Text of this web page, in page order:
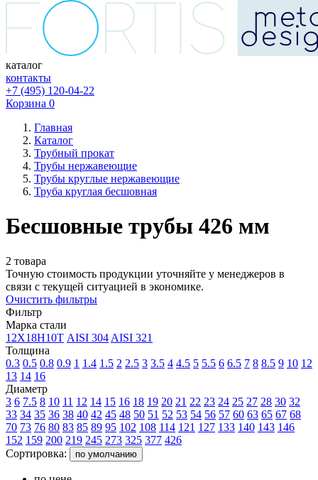
каталог
контакты
+7 (495) 120-04-22
Корзина 0
Главная
Каталог
Трубный прокат
Трубы нержавеющие
Трубы круглые нержавеющие
Труба круглая бесшовная
Бесшовные трубы 426 мм
2 товара
Точную стоимость продукции уточняйте у менеджеров в
связи с текущей ситуацией в экономике.
Очистить фильтры
Фильтр
Марка стали
12Х18Н10Т AISI 304 AISI 321
Толщина
0.3 0.5 0.8 0.9 1 1.4 1.5 2 2.5 3 3.5 4 4.5 5 5.5 6 6.5 7 8 8.5 9 10 12
13 14 16
Диаметр
3 6 7.5 8 10 11 12 14 15 16 18 19 20 21 22 23 24 25 27 28 30 32
33 34 35 36 38 40 42 45 48 50 51 52 53 54 56 57 60 63 65 67 68
70 73 76 80 83 85 89 95 102 108 114 121 127 133 140 143 146
152 159 200 219 245 273 325 377 426
Сортировка:
по умолчанию